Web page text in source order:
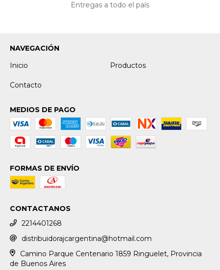
Entregas a todo el país
NAVEGACIÓN
Inicio
Productos
Contacto
MEDIOS DE PAGO
FORMAS DE ENVÍO
CONTACTANOS
2214401268
distribuidorajcargentina@hotmail.com
Camino Parque Centenario 1859 Ringuelet, Provincia
de Buenos Aires